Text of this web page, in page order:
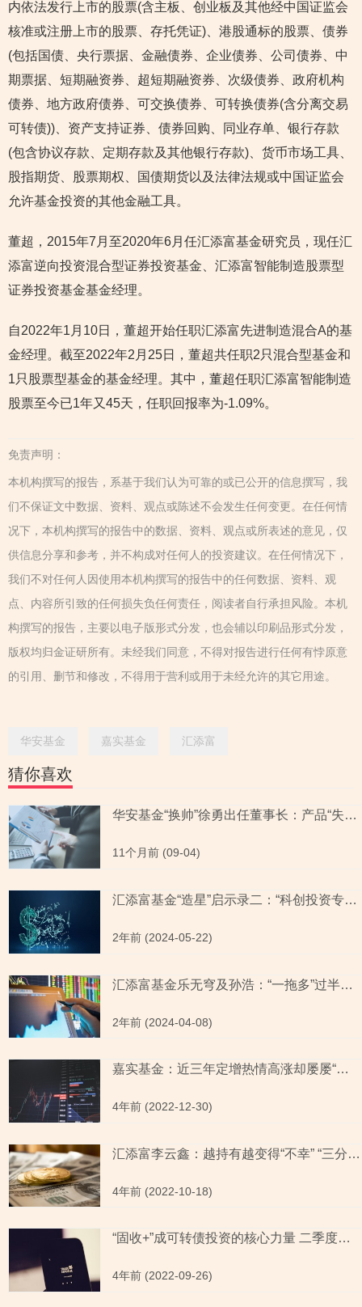
内依法发行上市的股票(含主板、创业板及其他经中国证监会
核准或注册上市的股票、存托凭证)、港股通标的股票、债券
(包括国债、央行票据、金融债券、企业债券、公司债券、中
期票据、短期融资券、超短期融资券、次级债券、政府机构
债券、地方政府债券、可交换债券、可转换债券(含分离交易
可转债))、资产支持证券、债券回购、同业存单、银行存款
(包含协议存款、定期存款及其他银行存款)、货币市场工具、
股指期货、股票期权、国债期货以及法律法规或中国证监会
允许基金投资的其他金融工具。
董超，2015年7月至2020年6月任汇添富基金研究员，现任汇
添富逆向投资混合型证券投资基金、汇添富智能制造股票型
证券投资基金基金经理。
自2022年1月10日，董超开始任职汇添富先进制造混合A的基
金经理。截至2022年2月25日，董超共任职2只混合型基金和
1只股票型基金的基金经理。其中，董超任职汇添富智能制造
股票至今已1年又45天，任职回报率为-1.09%。
免责声明：
本机构撰写的报告，系基于我们认为可靠的或已公开的信息撰写，我
们不保证文中数据、资料、观点或陈述不会发生任何变更。在任何情
况下，本机构撰写的报告中的数据、资料、观点或所表述的意见，仅
供信息分享和参考，并不构成对任何人的投资建议。在任何情况下，
我们不对任何人因使用本机构撰写的报告中的任何数据、资料、观
点、内容所引致的任何损失负任何责任，阅读者自行承担风险。本机
构撰写的报告，主要以电子版形式分发，也会辅以印刷品形式分发，
版权均归金证研所有。未经我们同意，不得对报告进行任何有悖原意
的引用、删节和修改，不得用于营利或用于未经允许的其它用途。
华安基金 嘉实基金 汇添富
猜你喜欢
华安基金“换帅”徐勇出任董事长：产品“失衡”与权益投资之困
11个月前 (09-04)
汇添富基金“造星”启示录二：“科创投资专家”的“昙花一现”
2年前 (2024-05-22)
汇添富基金乐无穹及孙浩：“一拖多”过半产品收益率告负 新基的目标ETF成立仅百日
2年前 (2024-04-08)
嘉实基金：近三年定增热情高涨却屡屡“破发” 单次定增亏损超九千万元
4年前 (2022-12-30)
汇添富李云鑫：越持有越变得“不幸” “三分钟热度”的长期主义？
4年前 (2022-10-18)
“固收+”成可转债投资的核心力量 二季度一级债基持有市值环比增幅近10%
4年前 (2022-09-26)